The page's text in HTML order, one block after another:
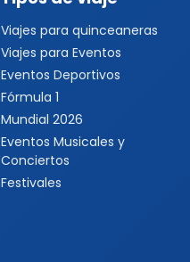
Viajes para quinceaneras
Viajes para Eventos
Eventos Deportivos
Fórmula 1
Mundial 2026
Eventos Musicales y
Conciertos
Festivales